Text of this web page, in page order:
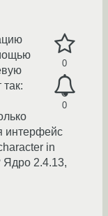
0
0
интерфейс
in
Ядро 2.4.13,